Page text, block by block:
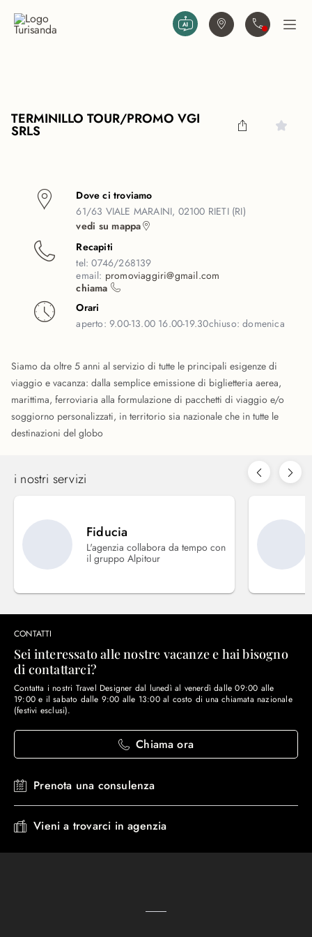
Trova agenziaContattaciApri
TERMINILLO TOUR/PROMO VGI
SRLS
Dove ci troviamo
61/63 VIALE MARAINI, 02100 RIETI (RI)
vedi su mappa
Recapiti
tel:0746/268139
email: promoviaggiri@gmail.com
chiama
Orari
aperto:9.00-13.00 16.00-19.30chiuso:domenica
Siamo da oltre 5 anni al servizio di tutte le principali esigenze di
viaggio e vacanza: dalla semplice emissione di biglietteria aerea,
marittima, ferroviaria alla formulazione di pacchetti di viaggio e/o
soggiorno personalizzati, in territorio sia nazionale che in tutte le
destinazioni del globo
i nostri servizi
Fiducia
L'agenzia collabora da tempo con
il gruppo Alpitour
CONTATTI
Sei interessato alle nostre vacanze e hai bisogno
di contattarci?
Contatta i nostri Travel Designer dal lunedì al venerdì dalle 09:00 alle
19:00 e il sabato dalle 9:00 alle 13:00 al costo di una chiamata nazionale
(festivi esclusi).
Chiama ora
Prenota una consulenza
Vieni a trovarci in agenzia